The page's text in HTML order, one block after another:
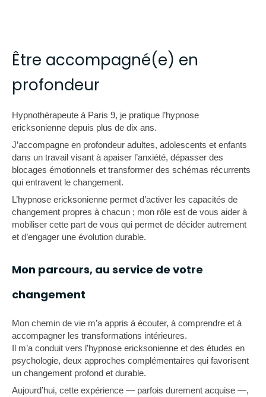
Être accompagné(e) en
profondeur
Hypnothérapeute à Paris 9, je pratique l’hypnose
ericksonienne depuis plus de dix ans.
J’accompagne en profondeur adultes, adolescents et enfants
dans un travail visant à apaiser l’anxiété, dépasser des
blocages émotionnels et transformer des schémas récurrents
qui entravent le changement.
L’hypnose ericksonienne permet d’activer les capacités de
changement propres à chacun ; mon rôle est de vous aider à
mobiliser cette part de vous qui permet de décider autrement
et d’engager une évolution durable.
Mon parcours, au service de votre
changement
Mon chemin de vie m’a appris à écouter, à comprendre et à
accompagner les transformations intérieures.
Il m’a conduit vers l’hypnose ericksonienne et des études en
psychologie, deux approches complémentaires qui favorisent
un changement profond et durable.
Aujourd’hui, cette expérience — parfois durement acquise —,